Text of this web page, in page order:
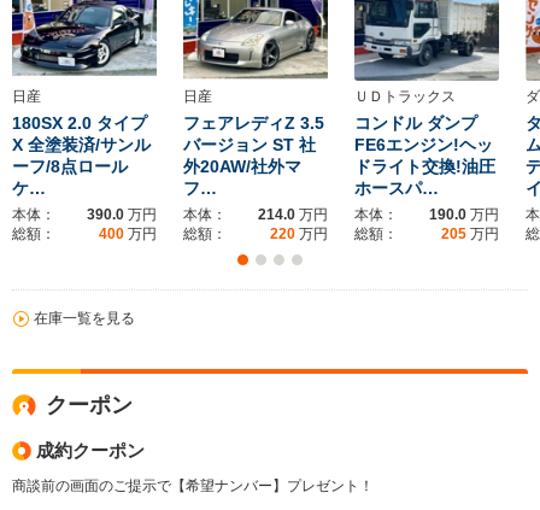
日産
180SX 2.0 タイプ
X 全塗装済/サンル
ーフ/8点ロール
ケ…
本体： 390.0 万円
総額：
400 万円
日産
フェアレディZ 3.5
バージョン ST 社
外20AW/社外マ
フ…
本体： 214.0 万円
総額：
220 万円
ＵＤトラックス
コンドル ダンプ
FE6エンジン!ヘッ
ドライト交換!油圧
ホースパ…
本体： 190.0 万円
総額：
205 万円
在庫一覧を見る
クーポン
成約クーポン
商談前の画面のご提示で【希望ナンバー】プレゼント！